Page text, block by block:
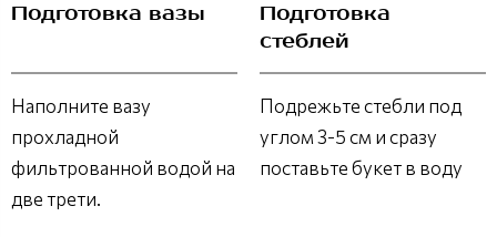
Подготовка вазы
Наполните вазу
прохладной
фильтрованной водой на
две трети.
Подготовка
стеблей
Подрежьте стебли под
углом 3-5 см и сразу
поставьте букет в воду